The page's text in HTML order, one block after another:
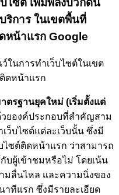
ไซต์ เพิ่มพลังบวกดัน
ริการ ในเขตพื้นที่
น้าแรก Google
ตรฐานยุคใหม่ (เริ่มตั้งแต่
ยองค์ประกอบที่สำคัญสาม
เว็บไซต์แต่ละเว็บนั้น ซึ่งมี
ซต์ติดหน้าแรก ว่าสามารถ
ผู้เข้าชมหรือไม่ โดยเน้น
มลื่นไหล และความนิ่งของ
าทีแรก ซึ่งมีรายละเอียด